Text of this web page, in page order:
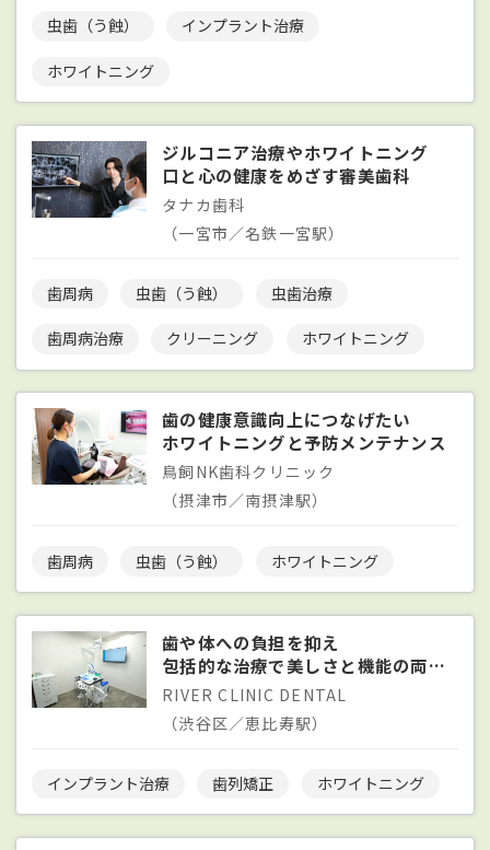
虫歯（う蝕） インプラント治療
ホワイトニング
ジルコニア治療やホワイトニング
口と心の健康をめざす審美歯科
タナカ歯科
（一宮市／名鉄一宮駅）
歯周病 虫歯（う蝕） 虫歯治療
歯周病治療 クリーニング ホワイトニング
歯の健康意識向上につなげたい
ホワイトニングと予防メンテナンス
鳥飼NK歯科クリニック
（摂津市／南摂津駅）
歯周病 虫歯（う蝕） ホワイトニング
歯や体への負担を抑え
包括的な治療で美しさと機能の両立を追求
RIVER CLINIC DENTAL
（渋谷区／恵比寿駅）
インプラント治療 歯列矯正 ホワイトニング